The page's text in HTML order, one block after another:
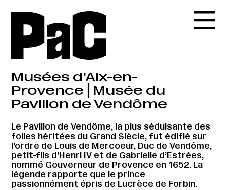
Musées d'Aix-en-
Provence⎪Musée du
Pavillon de Vendôme
Le Pavillon de Vendôme, la plus séduisante des
folies héritées du Grand Siècle, fut édifié sur
l’ordre de Louis de Mercoeur, Duc de Vendôme,
petit-fils d’Henri IV et de Gabrielle d’Estrées,
nommé Gouverneur de Provence en 1652. La
légende rapporte que le prince
passionnément épris de Lucrèce de Forbin.